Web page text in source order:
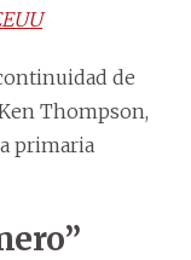
de
Thompson,
primaria